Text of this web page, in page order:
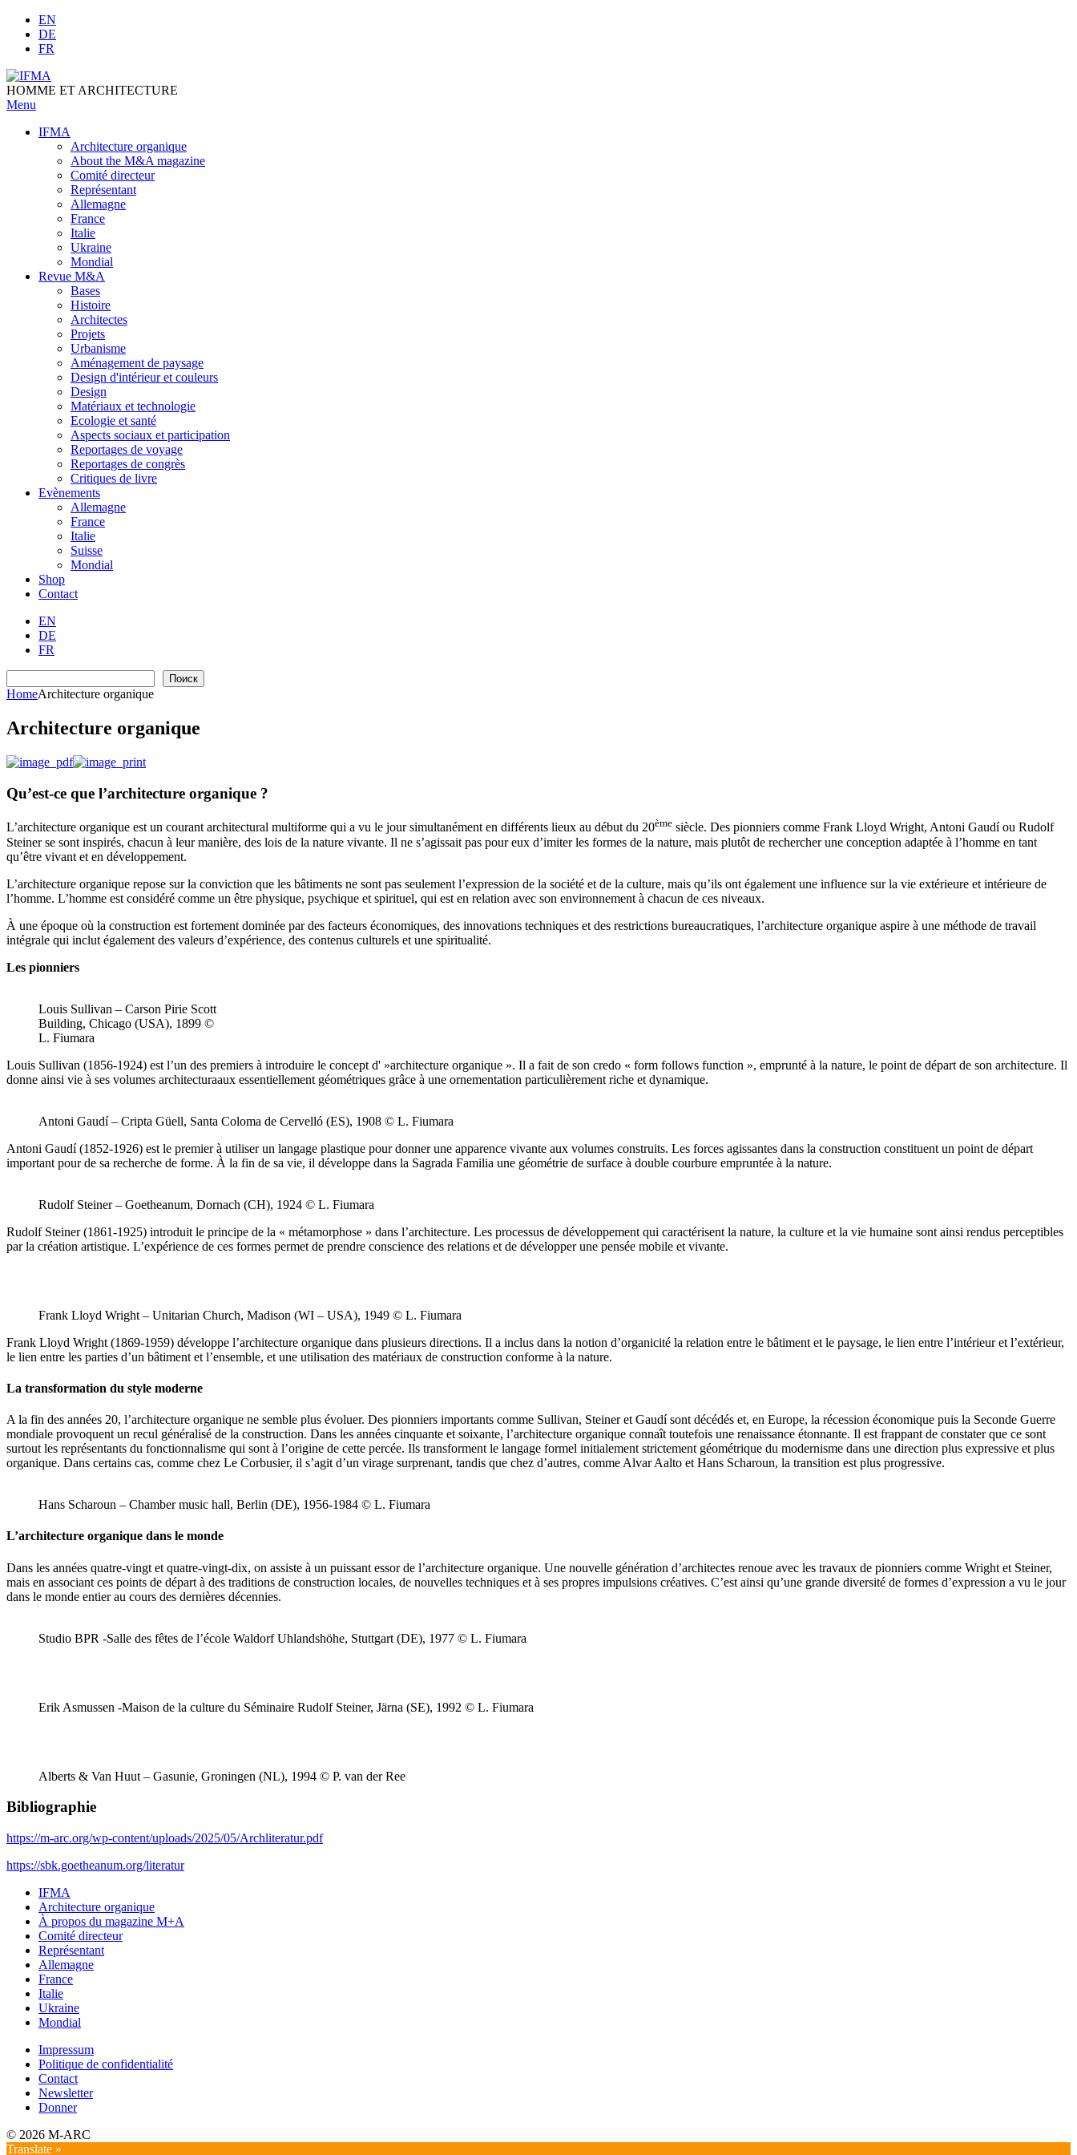
Skip
content
EN
DE
FR
HOMME ET ARCHITECTURE
Menu
IFMA
Architecture organique
Аbout the M&A magazine
Comité directeur
Représentant
Allemagne
France
Italie
Ukraine
Mondial
Revue M&A
Bases
Histoire
Architectes
Projets
Urbanisme
Aménagement de paysage
Design d'intérieur et couleurs
Design
Matériaux et technologie
Ecologie et santé
Aspects sociaux et participation
Reportages de voyage
Reportages de congrès
Critiques de livre
Evènements
Allemagne
France
Italie
Suisse
Mondial
Shop
Contact
EN
DE
FR
Поиск
HomeArchitecture organique
Architecture organique
Qu’est-ce que l’architecture organique ?
L’architecture organique est un courant architectural multiforme qui a vu le jour simultanément en différents lieux au début du 20ème siècle. Des pionniers comme Frank Lloyd Wright, Antoni Gaudí ou Rudolf
Steiner se sont inspirés, chacun à leur manière, des lois de la nature vivante. Il ne s’agissait pas pour eux d’imiter les formes de la nature, mais plutôt de rechercher une conception adaptée à l’homme en tant
qu’être vivant et en développement.
L’architecture organique repose sur la conviction que les bâtiments ne sont pas seulement l’expression de la société et de la culture, mais qu’ils ont également une influence sur la vie extérieure et intérieure de
l’homme. L’homme est considéré comme un être physique, psychique et spirituel, qui est en relation avec son environnement à chacun de ces niveaux.
À une époque où la construction est fortement dominée par des facteurs économiques, des innovations techniques et des restrictions bureaucratiques, l’architecture organique aspire à une méthode de travail
intégrale qui inclut également des valeurs d’expérience, des contenus culturels et une spiritualité.
Les pionniers
Louis Sullivan – Carson Pirie Scott
Building, Chicago (USA), 1899 ©
L. Fiumara
Louis Sullivan (1856-1924) est l’un des premiers à introduire le concept d' »architecture organique ». Il a fait de son credo « form follows function », emprunté à la nature, le point de départ de son architecture. Il
donne ainsi vie à ses volumes architecturaaux essentiellement géométriques grâce à une ornementation particulièrement riche et dynamique.
Antoni Gaudí – Cripta Güell, Santa Coloma de Cervelló (ES), 1908 © L. Fiumara
Antoni Gaudí (1852-1926) est le premier à utiliser un langage plastique pour donner une apparence vivante aux volumes construits. Les forces agissantes dans la construction constituent un point de départ
important pour de sa recherche de forme. À la fin de sa vie, il développe dans la Sagrada Familia une géométrie de surface à double courbure empruntée à la nature.
Rudolf Steiner – Goetheanum, Dornach (CH), 1924 © L. Fiumara
Rudolf Steiner (1861-1925) introduit le principe de la « métamorphose » dans l’architecture. Les processus de développement qui caractérisent la nature, la culture et la vie humaine sont ainsi rendus perceptibles
par la création artistique. L’expérience de ces formes permet de prendre conscience des relations et de développer une pensée mobile et vivante.
Frank Lloyd Wright – Unitarian Church, Madison (WI – USA), 1949 © L. Fiumara
Frank Lloyd Wright (1869-1959) développe l’architecture organique dans plusieurs directions. Il a inclus dans la notion d’organicité la relation entre le bâtiment et le paysage, le lien entre l’intérieur et l’extérieur,
le lien entre les parties d’un bâtiment et l’ensemble, et une utilisation des matériaux de construction conforme à la nature.
La transformation du style moderne
A la fin des années 20, l’architecture organique ne semble plus évoluer. Des pionniers importants comme Sullivan, Steiner et Gaudí sont décédés et, en Europe, la récession économique puis la Seconde Guerre
mondiale provoquent un recul généralisé de la construction. Dans les années cinquante et soixante, l’architecture organique connaît toutefois une renaissance étonnante. Il est frappant de constater que ce sont
surtout les représentants du fonctionnalisme qui sont à l’origine de cette percée. Ils transforment le langage formel initialement strictement géométrique du modernisme dans une direction plus expressive et plus
organique. Dans certains cas, comme chez Le Corbusier, il s’agit d’un virage surprenant, tandis que chez d’autres, comme Alvar Aalto et Hans Scharoun, la transition est plus progressive.
Hans Scharoun – Chamber music hall, Berlin (DE), 1956-1984 © L. Fiumara
L’architecture organique dans le monde
Dans les années quatre-vingt et quatre-vingt-dix, on assiste à un puissant essor de l’architecture organique. Une nouvelle génération d’architectes renoue avec les travaux de pionniers comme Wright et Steiner,
mais en associant ces points de départ à des traditions de construction locales, de nouvelles techniques et à ses propres impulsions créatives. C’est ainsi qu’une grande diversité de formes d’expression a vu le jour
dans le monde entier au cours des dernières décennies.
Studio BPR -Salle des fêtes de l’école Waldorf Uhlandshöhe, Stuttgart (DE), 1977 © L. Fiumara
Erik Asmussen -Maison de la culture du Séminaire Rudolf Steiner, Järna (SE), 1992 © L. Fiumara
Alberts & Van Huut – Gasunie, Groningen (NL), 1994 © P. van der Ree
Bibliographie
https://m-arc.org/wp-content/uploads/2025/05/Archliteratur.pdf
https://sbk.goetheanum.org/literatur
IFMA
Architecture organique
À propos du magazine M+A
Comité directeur
Représentant
Allemagne
France
Italie
Ukraine
Mondial
Impressum
Politique de confidentialité
Contact
Newsletter
Donner
© 2026 M-ARC
Translate »